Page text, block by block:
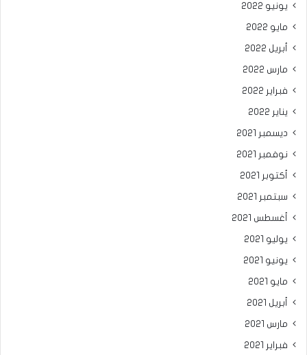
يونيو 2022
مايو 2022
أبريل 2022
مارس 2022
فبراير 2022
يناير 2022
ديسمبر 2021
نوفمبر 2021
أكتوبر 2021
سبتمبر 2021
أغسطس 2021
يوليو 2021
يونيو 2021
مايو 2021
أبريل 2021
مارس 2021
فبراير 2021